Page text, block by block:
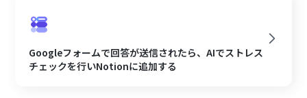
Googleフォームで回答が送信されたら、AIでストレス
チェックを行いNotionに追加する